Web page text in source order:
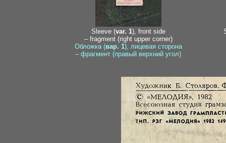
Sleeve (var. 1), front side
– fragment (right upper corner)
Обложка (вар. 1), лицевая сторона
– фрагмент (правый верхний угол)